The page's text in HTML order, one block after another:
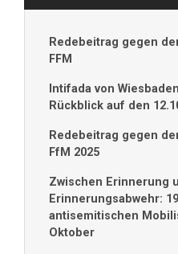
Redebeitrag gegen
FFM
Intifada von
Rückblick auf den
Redebeitrag gegen
FfM 2025
Zwischen Erinnerung
Erinnerungsabwehr:
antisemitischen
Oktober